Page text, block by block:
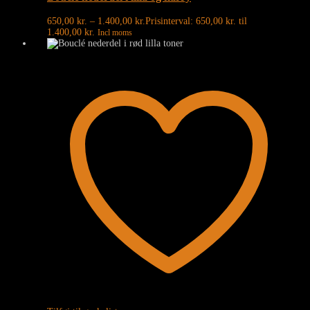
650,00 kr. – 1.400,00 kr. Prisinterval: 650,00 kr. til
1.400,00 kr. Incl moms